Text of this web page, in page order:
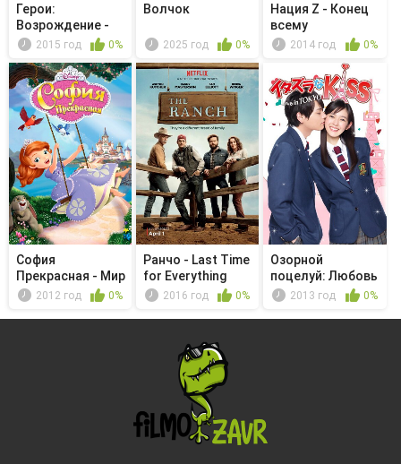
Герои:
Возрождение -
Под маской
2015 год 0%
Волчок
2025 год 0%
Нация Z - Конец
всему
2014 год 0%
София
Прекрасная - Мир
мамочки
2012 год 0%
Ранчо - Last Time
for Everything
2016 год 0%
Озорной
поцелуй: Любовь
в Токио - Unm...
2013 год 0%